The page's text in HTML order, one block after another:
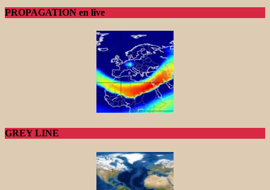
PROPAGATION en live
GREY LINE